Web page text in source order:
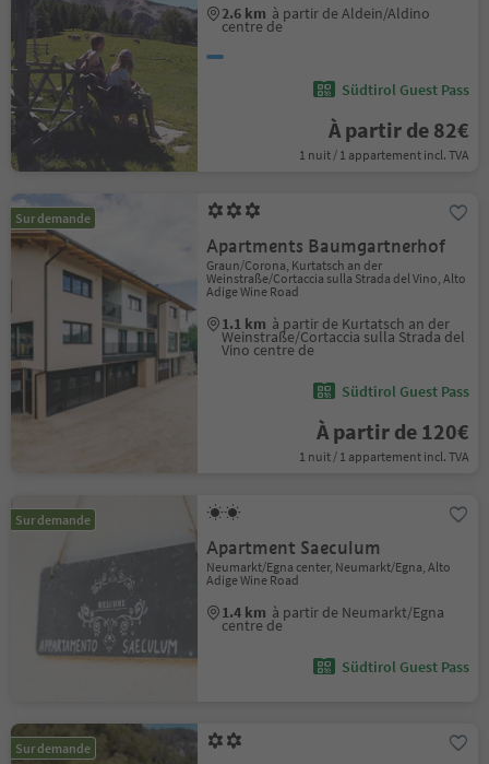
2.6 km à partir de Aldein/Aldino
centre de
Südtirol Guest Pass
À partir de 82€
1 nuit / 1 appartement incl. TVA
Sur demande
Apartments Baumgartnerhof
Graun/Corona, Kurtatsch an der
Weinstraße/Cortaccia sulla Strada del Vino, Alto
Adige Wine Road
1.1 km à partir de Kurtatsch an der
Weinstraße/Cortaccia sulla Strada del
Vino centre de
Südtirol Guest Pass
À partir de 120€
1 nuit / 1 appartement incl. TVA
Sur demande
Apartment Saeculum
Neumarkt/Egna center, Neumarkt/Egna, Alto
Adige Wine Road
1.4 km à partir de Neumarkt/Egna
centre de
Südtirol Guest Pass
Sur demande